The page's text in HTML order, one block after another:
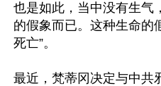
也是如此，当中没有生气
的假象而已。这种生命的
死亡”。
最近，梵蒂冈决定与中共